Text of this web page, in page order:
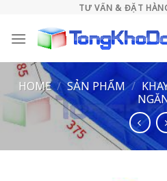
content
TƯ VẤN & ĐẶT
HOME / SẢN PHẨM /